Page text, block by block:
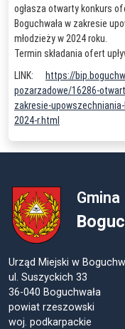
ogłasza otwarty konkurs
Boguchwała w zakresie
młodzieży w 2024 roku.
Termin składania ofert
LINK:
https://
pozarzadowe/16286-
zakresie-
2024-r.html
Gmina
Urząd Miejski w
ul. Suszyckich 33
36-040 Boguchwała
powiat rzeszowski
woj. podkarpackie